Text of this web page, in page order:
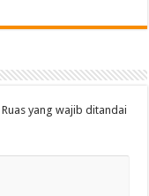
Ruas yang wajib ditandai